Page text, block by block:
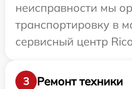
неисправности мы
транспортировку в
сервисный центр
3
Ремонт техники